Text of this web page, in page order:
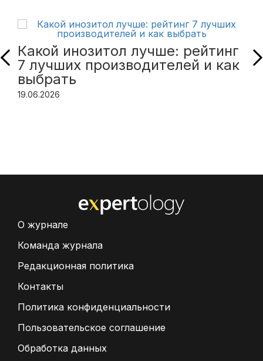
Какой инозитол лучше: рейтинг
7 лучших производителей и как
выбрать
19.06.2026
О журнале
Команда журнала
Редакционная политика
Контакты
Политика конфиденциальности
Пользовательское соглашение
Обработка данных